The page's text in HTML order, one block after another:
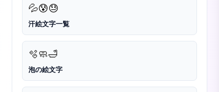
💦😰😓
汗絵文字一覧
🫧🧼🛁
泡の絵文字